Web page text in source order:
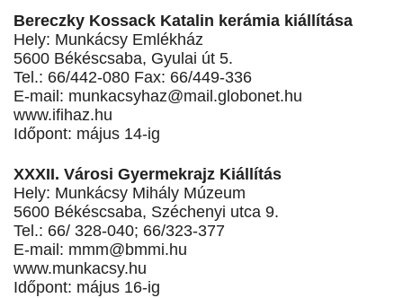
Bereczky Kossack Katalin kerámia kiállítása
Hely: Munkácsy Emlékház
5600 Békéscsaba, Gyulai út 5.
Tel.: 66/442-080 Fax: 66/449-336
E-mail: munkacsyhaz@mail.globonet.hu
www.ifihaz.hu
Időpont: május 14-ig
XXXII. Városi Gyermekrajz Kiállítás
Hely: Munkácsy Mihály Múzeum
5600 Békéscsaba, Széchenyi utca 9.
Tel.: 66/ 328-040; 66/323-377
E-mail: mmm@bmmi.hu
www.munkacsy.hu
Időpont: május 16-ig